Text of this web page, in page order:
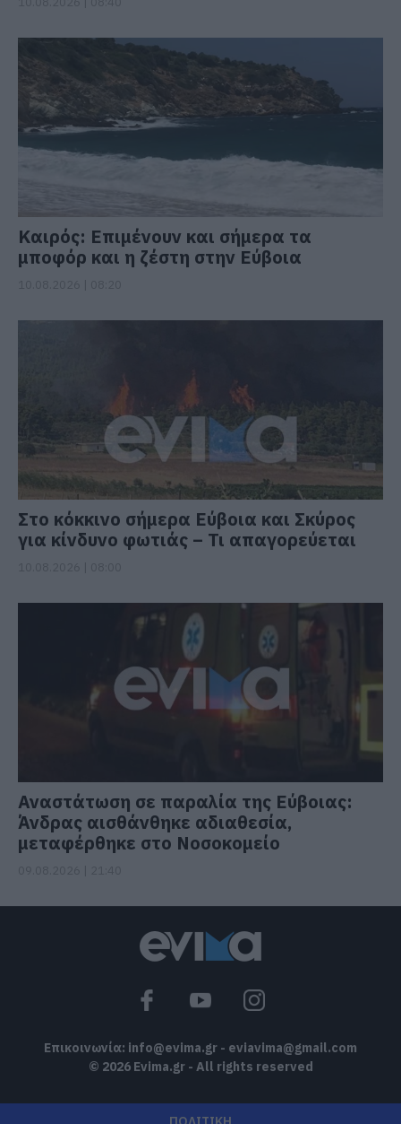
Καιρός: Επιμένουν και σήμερα τα
μποφόρ και η ζέστη στην Εύβοια
Στο κόκκινο σήμερα Εύβοια και Σκύρος
για κίνδυνο φωτιάς – Τι απαγορεύεται
Αναστάτωση σε παραλία της Εύβοιας:
Άνδρας αισθάνθηκε αδιαθεσία,
μεταφέρθηκε στο Νοσοκομείο
Επικοινωνία: info@evima.gr - eviavima@gmail.com
© 2026 Evima.gr - All rights reserved